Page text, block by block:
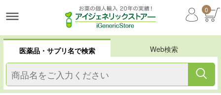
0
医薬品・サプリ名で検索 Web検索